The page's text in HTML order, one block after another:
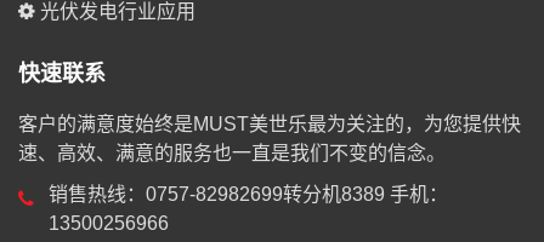
光伏发电行业应用
快速联系
客户的满意度始终是MUST美世乐最为关注的，为您提供快
速、高效、满意的服务也一直是我们不变的信念。
销售热线：0757-82982699转分机8389 手机：
13500256966